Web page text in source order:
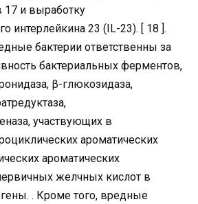
17 и выработку
интерлейкина 23 (IL-23). [ 18 ].
бактерии ответственны за
бактериальных ферментов,
β-глюкозидаза,
участвующих в
ароматических
ароматических
желчных кислот в
. Кроме того, вредные